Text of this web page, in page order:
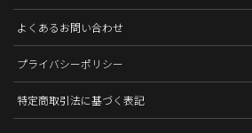
よくあるお問い合わせ
プライバシーポリシー
特定商取引法に基づく表記